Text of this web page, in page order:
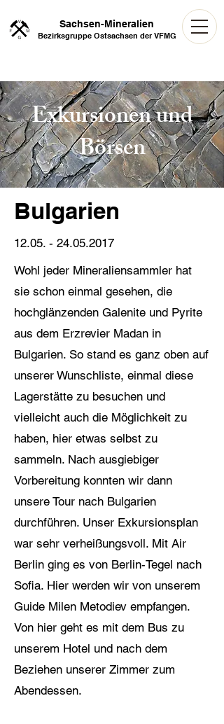
Sachsen-Mineralien
Bezirksgruppe Ostsachsen der VFMG
Exkursionen und
Börsen
Bulgarien
12.05. - 24.05.2017
Wohl jeder Mineraliensammler hat
sie schon einmal gesehen, die
hochglänzenden Galenite und Pyrite
aus dem Erzrevier Madan in
Bulgarien. So stand es ganz oben auf
unserer Wunschliste, einmal diese
Lagerstätte zu besuchen und
vielleicht auch die Möglichkeit zu
haben, hier etwas selbst zu
sammeln. Nach ausgiebiger
Vorbereitung konnten wir dann
unsere Tour nach Bulgarien
durchführen. Unser Exkursionsplan
war sehr verheißungsvoll. Mit Air
Berlin ging es von Berlin-Tegel nach
Sofia. Hier werden wir von unserem
Guide Milen Metodiev empfangen.
Von hier geht es mit dem Bus zu
unserem Hotel und nach dem
Beziehen unserer Zimmer zum
Abendessen.